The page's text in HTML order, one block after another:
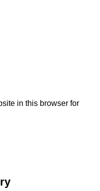
in this browser for